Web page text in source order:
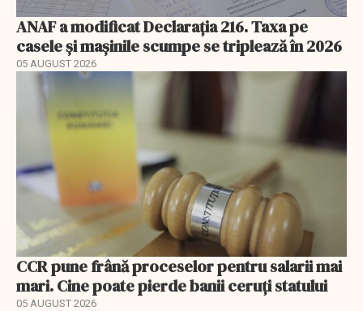
ANAF a modificat Declarația 216. Taxa pe
casele și mașinile scumpe se triplează în 2026
05 AUGUST 2026
CCR pune frână proceselor pentru salarii mai
mari. Cine poate pierde banii ceruți statului
05 AUGUST 2026